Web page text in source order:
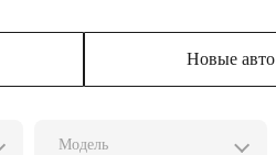
Новые авто
Модель